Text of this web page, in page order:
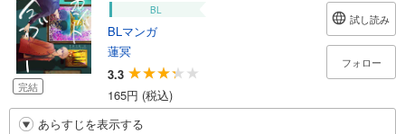
完結
BL
BLマンガ
蓮冥
3.3
165円 (税込)
試し読み
フォロー
あらすじを表示する